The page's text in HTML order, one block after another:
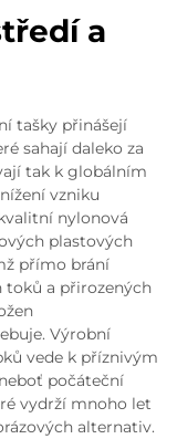
a
tašky přinášejí
sahají daleko za
tak k globálním
vzniku
nylonová
plastových
přímo brání
toků a přirozených
Výrobní
vede k příznivým
počáteční
vydrží mnoho let
alternativ.